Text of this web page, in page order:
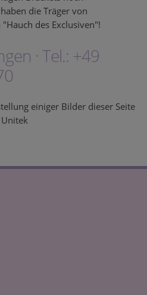
die Träger von
des Exclusiven"!
· Tel.: +49
einiger Bilder dieser Seite